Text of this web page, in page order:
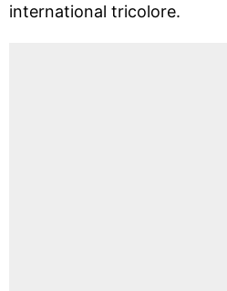
international tricolore.